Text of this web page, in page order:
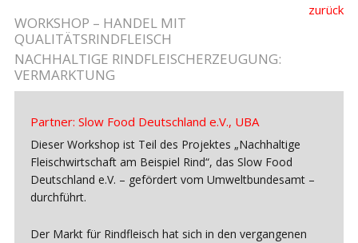
zurück
WORKSHOP – HANDEL MIT
QUALITÄTSRINDFLEISCH
NACHHALTIGE RINDFLEISCHERZEUGUNG:
VERMARKTUNG
Partner: Slow Food Deutschland e.V., UBA
Dieser Workshop ist Teil des Projektes „Nachhaltige
Fleischwirtschaft am Beispiel Rind“, das Slow Food
Deutschland e.V. – gefördert vom Umweltbundesamt –
durchführt.
Der Markt für Rindfleisch hat sich in den vergangenen